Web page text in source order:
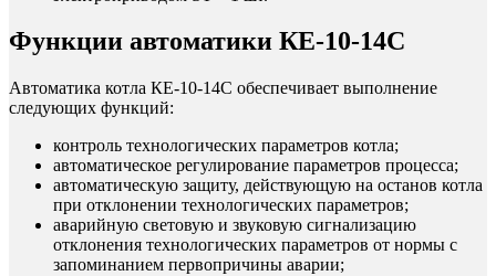
Функции автоматики КЕ-10-14С
Автоматика котла КЕ-10-14С обеспечивает выполнение
следующих функций:
контроль технологических параметров котла;
автоматическое регулирование параметров процесса;
автоматическую защиту, действующую на останов котла
при отклонении технологических параметров;
аварийную световую и звуковую сигнализацию
отклонения технологических параметров от нормы с
запоминанием первопричины аварии;